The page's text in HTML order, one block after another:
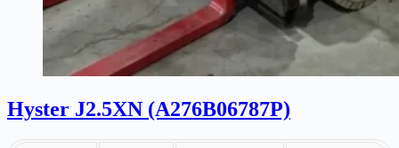
Hyster J2.5XN (A276B06787P)